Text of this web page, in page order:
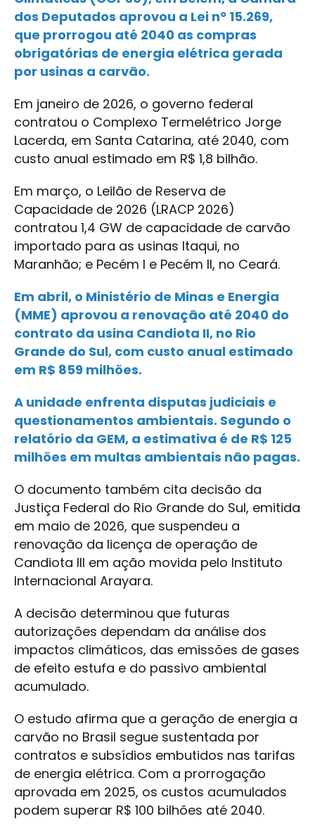
dos Deputados aprovou a Lei nº 15.269,
que prorrogou até 2040 as compras
obrigatórias de energia elétrica gerada
por usinas a carvão.
Em janeiro de 2026, o governo federal
contratou o Complexo Termelétrico Jorge
Lacerda, em Santa Catarina, até 2040, com
custo anual estimado em R$ 1,8 bilhão.
Em março, o Leilão de Reserva de
Capacidade de 2026 (LRACP 2026)
contratou 1,4 GW de capacidade de carvão
importado para as usinas Itaqui, no
Maranhão; e Pecém I e Pecém II, no Ceará.
Em abril, o Ministério de Minas e Energia
(MME) aprovou a renovação até 2040 do
contrato da usina Candiota II, no Rio
Grande do Sul, com custo anual estimado
em R$ 859 milhões.
A unidade enfrenta disputas judiciais e
questionamentos ambientais. Segundo o
relatório da GEM, a estimativa é de R$ 125
milhões em multas ambientais não pagas.
O documento também cita decisão da
Justiça Federal do Rio Grande do Sul, emitida
em maio de 2026, que suspendeu a
renovação da licença de operação de
Candiota III em ação movida pelo Instituto
Internacional Arayara.
A decisão determinou que futuras
autorizações dependam da análise dos
impactos climáticos, das emissões de gases
de efeito estufa e do passivo ambiental
acumulado.
O estudo afirma que a geração de energia a
carvão no Brasil segue sustentada por
contratos e subsídios embutidos nas tarifas
de energia elétrica. Com a prorrogação
aprovada em 2025, os custos acumulados
podem superar R$ 100 bilhões até 2040.